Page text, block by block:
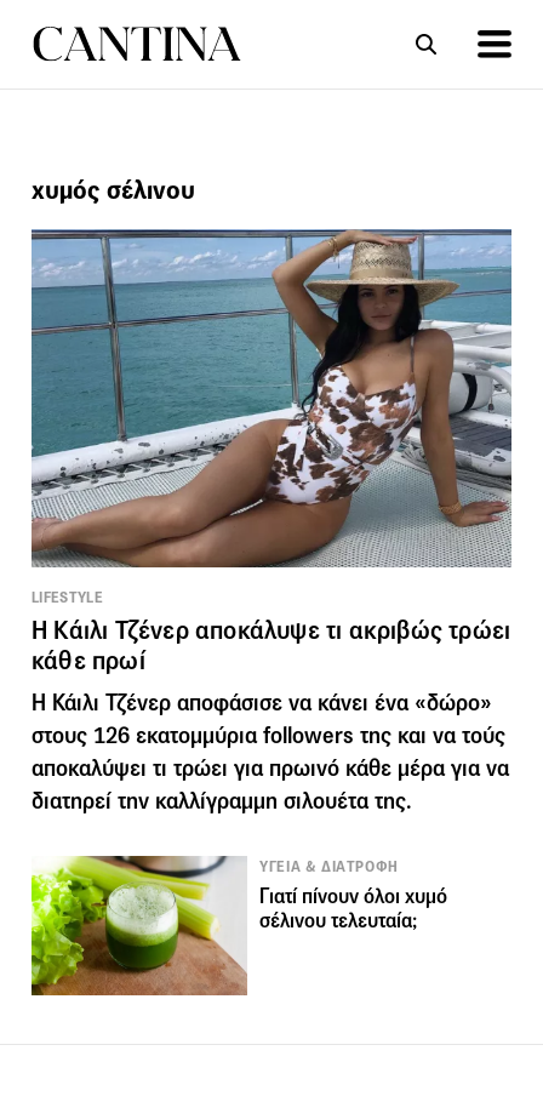
ΣΥΝΤΑΓΕΣ
χυμός σέλινου
LIFESTYLE
Η Κάιλι Τζένερ αποκάλυψε τι ακριβώς τρώει
κάθε πρωί
H Κάιλι Τζένερ αποφάσισε να κάνει ένα «δώρο»
στους 126 εκατομμύρια followers της και να τούς
αποκαλύψει τι τρώει για πρωινό κάθε μέρα για να
διατηρεί την καλλίγραμμη σιλουέτα της.
ΥΓΕΙΑ & ΔΙΑΤΡΟΦΗ
Γιατί πίνουν όλοι χυμό
σέλινου τελευταία;